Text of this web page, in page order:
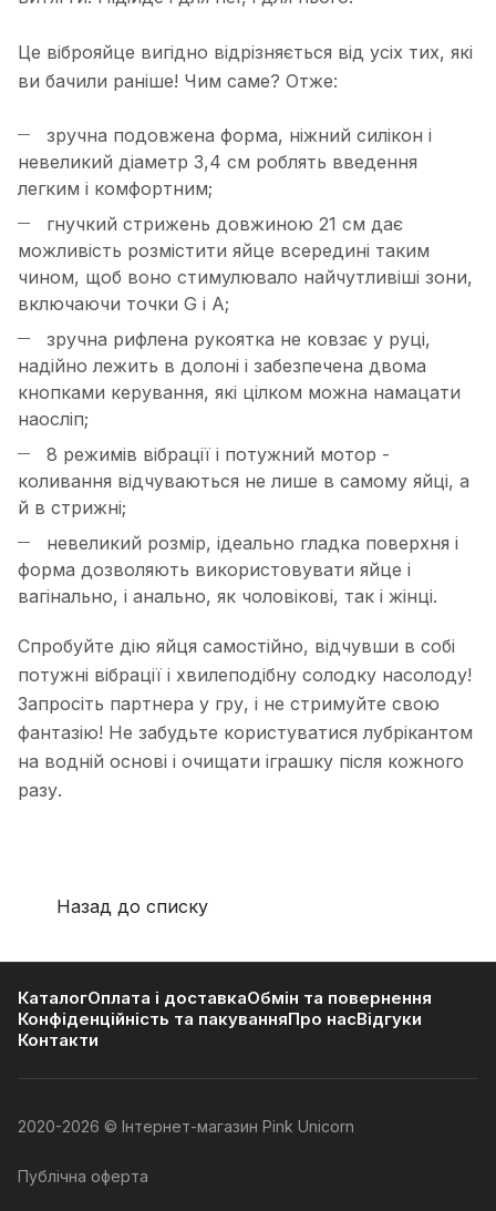
Це віброяйце вигідно відрізняється від усіх тих, які
ви бачили раніше! Чим саме? Отже:
зручна подовжена форма, ніжний силікон і
невеликий діаметр 3,4 см роблять введення
легким і комфортним;
гнучкий стрижень довжиною 21 см дає
можливість розмістити яйце всередині таким
чином, щоб воно стимулювало найчутливіші зони,
включаючи точки G і А;
зручна рифлена рукоятка не ковзає у руці,
надійно лежить в долоні і забезпечена двома
кнопками керування, які цілком можна намацати
наосліп;
8 режимів вібрації і потужний мотор -
коливання відчуваються не лише в самому яйці, а
й в стрижні;
невеликий розмір, ідеально гладка поверхня і
форма дозволяють використовувати яйце і
вагінально, і анально, як чоловікові, так і жінці.
Спробуйте дію яйця самостійно, відчувши в собі
потужні вібрації і хвилеподібну солодку насолоду!
Запросіть партнера у гру, і не стримуйте свою
фантазію! Не забудьте користуватися лубрікантом
на водній основі і очищати іграшку після кожного
разу.
Назад до списку
КаталогОплата і доставкаОбмін та повернення
Конфіденційність та пакуванняПро насВідгуки
Контакти
2020-2026 © Інтернет-магазин Pink Unicorn
Публічна оферта